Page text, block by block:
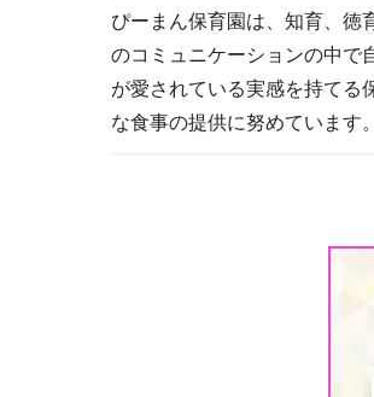
ぴーまん保育園は、知育、徳
のコミュニケーションの中で
が愛されている実感を持てる
な食事の提供に努めています。